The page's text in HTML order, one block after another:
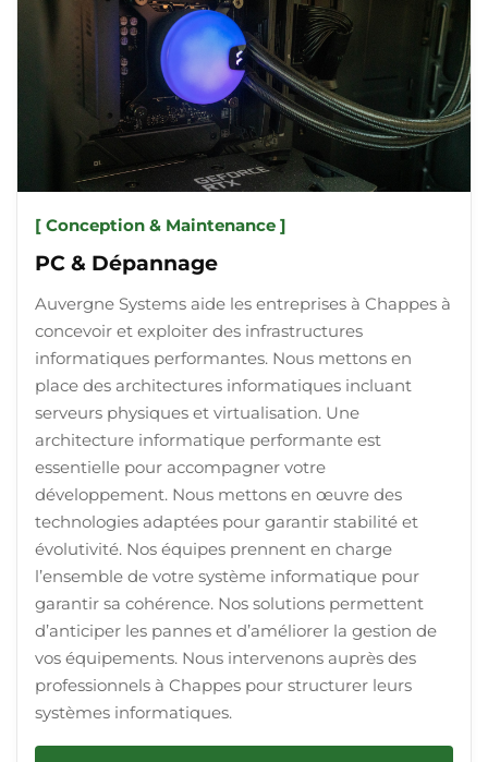
[ Conception & Maintenance ]
PC & Dépannage
Auvergne Systems aide les entreprises à Chappes à
concevoir et exploiter des infrastructures
informatiques performantes. Nous mettons en
place des architectures informatiques incluant
serveurs physiques et virtualisation. Une
architecture informatique performante est
essentielle pour accompagner votre
développement. Nous mettons en œuvre des
technologies adaptées pour garantir stabilité et
évolutivité. Nos équipes prennent en charge
l’ensemble de votre système informatique pour
garantir sa cohérence. Nos solutions permettent
d’anticiper les pannes et d’améliorer la gestion de
vos équipements. Nous intervenons auprès des
professionnels à Chappes pour structurer leurs
systèmes informatiques.